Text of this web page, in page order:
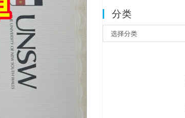
分类
类
选择分类